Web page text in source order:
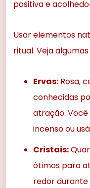
positiva e
Usar elementos
ritual. Veja algumas
Ervas: Rosa,
conhecidas
atração.
incenso ou
Cristais:
ótimos para
redor